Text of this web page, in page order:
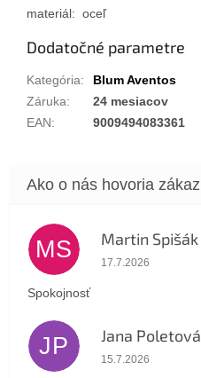
materiál: oceľ
Dodatočné parametre
Kategória:
Blum Aventos
Záruka:
24 mesiacov
EAN: 9009494083361
MS Martin Spišák
Hodnotenie
17.7.2026
Spokojnosť
JP Jana Poletová
Hodnotenie
15.7.2026